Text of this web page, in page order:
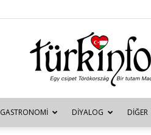
Türkinfo
GASTRONOMI DIYALOG DIĞER